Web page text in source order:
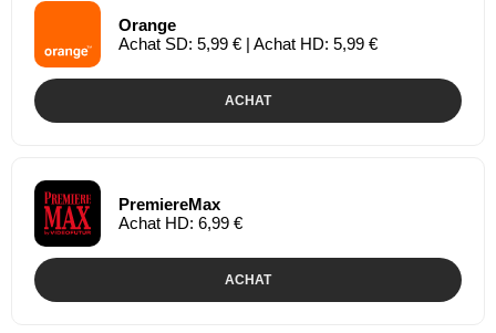
Orange
Achat SD: 5,99 € | Achat HD: 5,99 €
ACHAT
PremiereMax
Achat HD: 6,99 €
ACHAT